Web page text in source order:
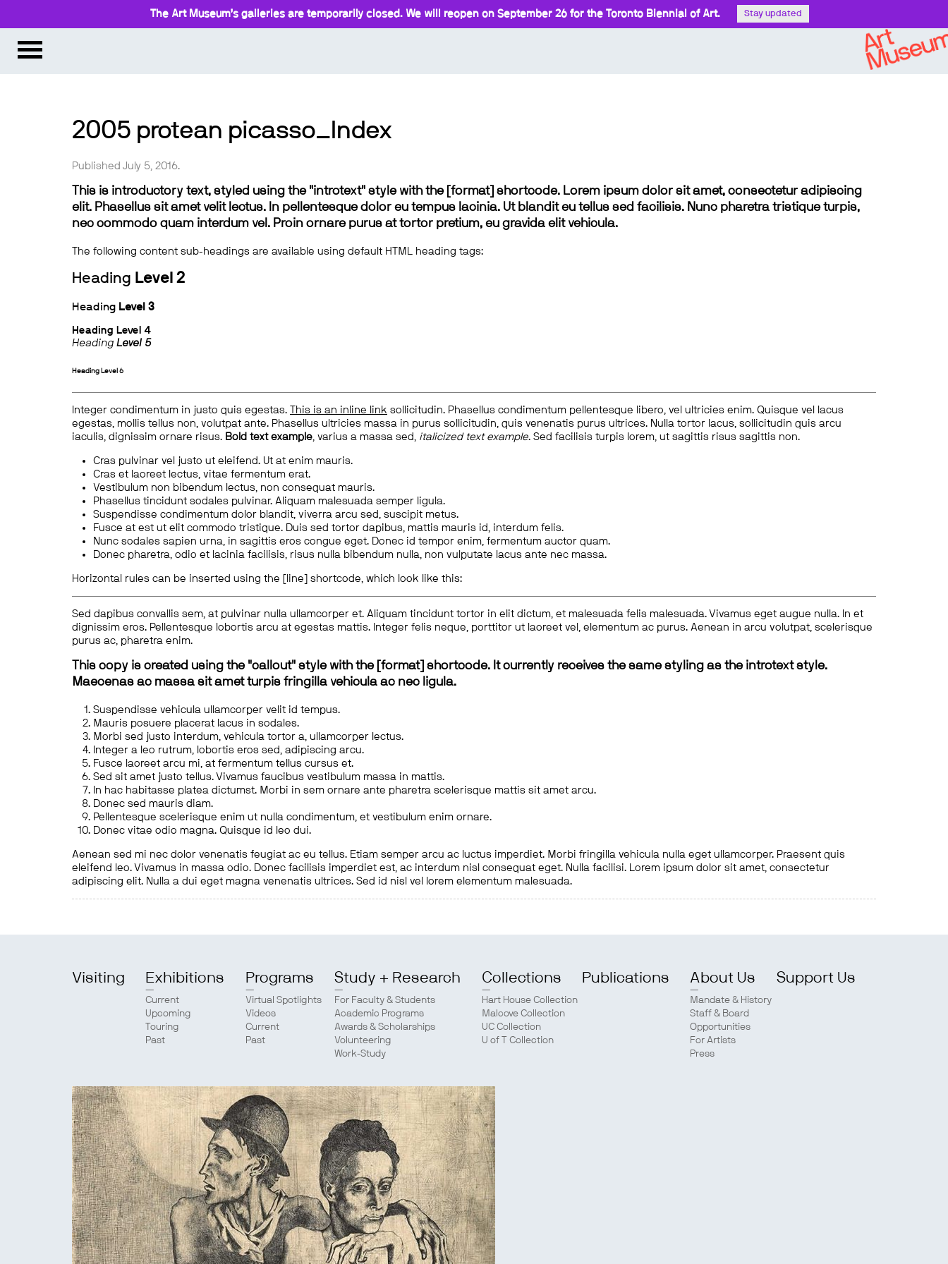
The Art Museum’s galleries are temporarily closed. We will reopen on September 26 for the Toronto Biennial of Art. Stay updated
2005 protean picasso_Index
Published July 5, 2016.
This is introductory text, styled using the "introtext" style with the [format] shortcode. Lorem ipsum dolor sit amet, consectetur adipiscing
elit. Phasellus sit amet velit lectus. In pellentesque dolor eu tempus lacinia. Ut blandit eu tellus sed facilisis. Nunc pharetra tristique turpis,
nec commodo quam interdum vel. Proin ornare purus at tortor pretium, eu gravida elit vehicula.
The following content sub-headings are available using default HTML heading tags:
Heading Level 2
Heading Level 3
Heading Level 4
Heading Level 5
Heading Level 6
Integer condimentum in justo quis egestas. This is an inline link sollicitudin. Phasellus condimentum pellentesque libero, vel ultricies enim. Quisque vel lacus
egestas, mollis tellus non, volutpat ante. Phasellus ultricies massa in purus sollicitudin, quis venenatis purus ultrices. Nulla tortor lacus, sollicitudin quis arcu
iaculis, dignissim ornare risus. Bold text example, varius a massa sed, italicized text example. Sed facilisis turpis lorem, ut sagittis risus sagittis non.
Cras pulvinar vel justo ut eleifend. Ut at enim mauris.
Cras et laoreet lectus, vitae fermentum erat.
Vestibulum non bibendum lectus, non consequat mauris.
Phasellus tincidunt sodales pulvinar. Aliquam malesuada semper ligula.
Suspendisse condimentum dolor blandit, viverra arcu sed, suscipit metus.
Fusce at est ut elit commodo tristique. Duis sed tortor dapibus, mattis mauris id, interdum felis.
Nunc sodales sapien urna, in sagittis eros congue eget. Donec id tempor enim, fermentum auctor quam.
Donec pharetra, odio et lacinia facilisis, risus nulla bibendum nulla, non vulputate lacus ante nec massa.
Horizontal rules can be inserted using the [line] shortcode, which look like this:
Sed dapibus convallis sem, at pulvinar nulla ullamcorper et. Aliquam tincidunt tortor in elit dictum, et malesuada felis malesuada. Vivamus eget augue nulla. In et
dignissim eros. Pellentesque lobortis arcu at egestas mattis. Integer felis neque, porttitor ut laoreet vel, elementum ac purus. Aenean in arcu volutpat, scelerisque
purus ac, pharetra enim.
This copy is created using the "callout" style with the [format] shortcode. It currently receives the same styling as the introtext style.
Maecenas ac massa sit amet turpis fringilla vehicula ac nec ligula.
Suspendisse vehicula ullamcorper velit id tempus.
Mauris posuere placerat lacus in sodales.
Morbi sed justo interdum, vehicula tortor a, ullamcorper lectus.
Integer a leo rutrum, lobortis eros sed, adipiscing arcu.
Fusce laoreet arcu mi, at fermentum tellus cursus et.
Sed sit amet justo tellus. Vivamus faucibus vestibulum massa in mattis.
In hac habitasse platea dictumst. Morbi in sem ornare ante pharetra scelerisque mattis sit amet arcu.
Donec sed mauris diam.
Pellentesque scelerisque enim ut nulla condimentum, et vestibulum enim ornare.
Donec vitae odio magna. Quisque id leo dui.
Aenean sed mi nec dolor venenatis feugiat ac eu tellus. Etiam semper arcu ac luctus imperdiet. Morbi fringilla vehicula nulla eget ullamcorper. Praesent quis
eleifend leo. Vivamus in massa odio. Donec facilisis imperdiet est, ac interdum nisl consequat eget. Nulla facilisi. Lorem ipsum dolor sit amet, consectetur
adipiscing elit. Nulla a dui eget magna venenatis ultrices. Sed id nisl vel lorem elementum malesuada.
Visiting Exhibitions
Current
Upcoming
Touring
Past
Programs
Virtual Spotlights
Videos
Current
Past
Study + Research
For Faculty & Students
Academic Programs
Awards & Scholarships
Volunteering
Work-Study
Collections
Hart House Collection
Malcove Collection
UC Collection
U of T Collection
Publications About Us
Mandate & History
Staff & Board
Opportunities
For Artists
Press
Support Us